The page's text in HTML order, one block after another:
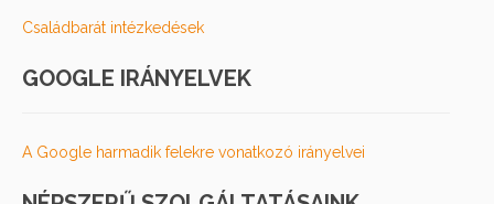
Családbarát intézkedések
GOOGLE IRÁNYELVEK
A Google harmadik felekre vonatkozó irányelvei